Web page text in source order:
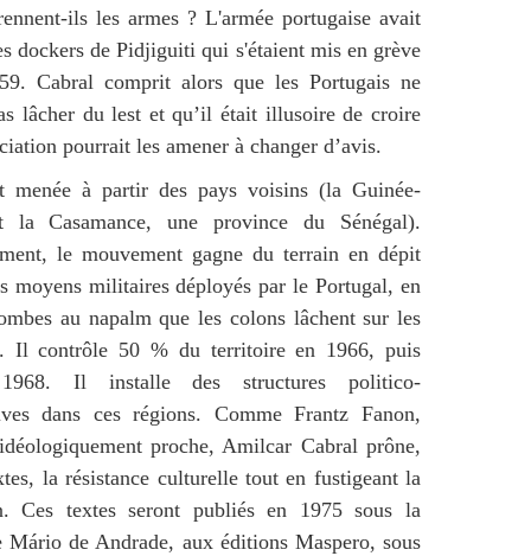
ils les armes ? L'armée portugaise avait
dockers de Pidjiguiti qui s'étaient mis en grève
Cabral comprit alors que les Portugais ne
lâcher du lest et qu’il était illusoire de croire
pourrait les amener à changer d’avis.
menée à partir des pays voisins (la Guinée-
la Casamance, une province du Sénégal).
le mouvement gagne du terrain en dépit
moyens militaires déployés par le Portugal, en
au napalm que les colons lâchent sur les
Il contrôle 50 % du territoire en 1966, puis
Il installe des structures politico-
dans ces régions. Comme Frantz Fanon,
proche, Amilcar Cabral prône,
la résistance culturelle tout en fustigeant la
Ces textes seront publiés en 1975 sous la
Mário de Andrade, aux éditions Maspero, sous